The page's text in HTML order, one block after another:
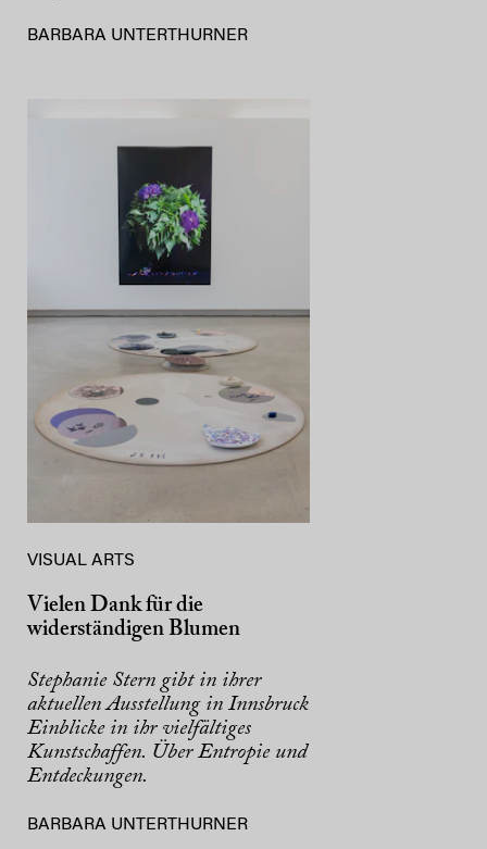
BARBARA UNTERTHURNER
VISUAL ARTS
Vielen Dank für die
widerständigen Blumen
Stephanie Stern gibt in ihrer
aktuellen Ausstellung in Innsbruck
Einblicke in ihr vielfältiges
Kunstschaffen. Über Entropie und
Entdeckungen.
BARBARA UNTERTHURNER